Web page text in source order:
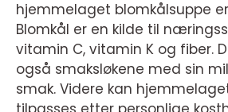
hjemmelaget blomkålsuppe
Blomkål er en kilde til
vitamin C, vitamin K og fiber.
også smaksløkene med sin
smak. Videre kan